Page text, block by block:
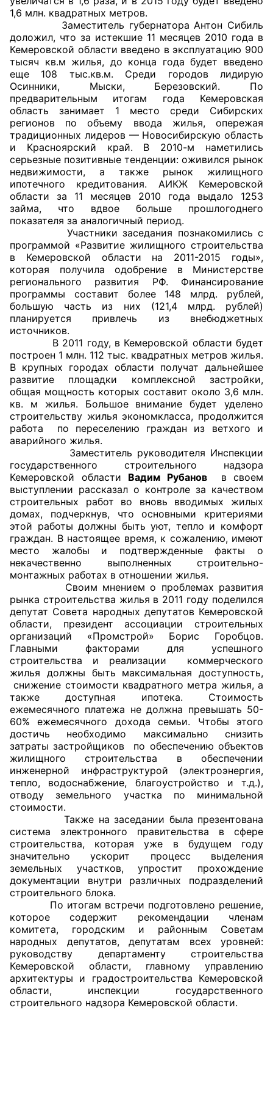
Совет ОП КО
Общественный штаб
Члены ОП КО
Документы ОП КО
Регламент ОП КО
Кодекс этики ОП КО
Положения
Соглашения
Рекомендации
Порядок работы ЦОН
Аппарат ОП КО
УСТАВ ГКУ “АППАРАТ ОП КО”
Доходы руководителя за 2024 г.
1,6 млн. квадратных метров.
Заместитель губернатора Антон Сибиль
доложил, что за истекшие 11 месяцев 2010 года в
Кемеровской области введено в эксплуатацию 900
тысяч кв.м жилья, до конца года будет введено
еще 108 тыс.кв.м. Среди городов лидирую
Осинники, Мыски, Березовский. По
предварительным итогам года Кемеровская
область занимает 1 место среди Сибирских
регионов по объему ввода жилья, опережая
традиционных лидеров — Новосибирскую область
и Красноярский край. В 2010-м наметились
серьезные позитивные тенденции: оживился рынок
недвижимости, а также рынок жилищного
ипотечного кредитования. АИКЖ Кемеровской
области за 11 месяцев 2010 года выдало 1253
займа, что вдвое больше прошлогоднего
показателя за аналогичный период.
Участники заседания познакомились с
программой «Развитие жилищного строительства
в Кемеровской области на 2011-2015 годы»,
которая получила одобрение в Министерстве
регионального развития РФ. Финансирование
программы составит более 148 млрд. рублей,
большую часть из них (121,4 млрд. рублей)
планируется привлечь из внебюджетных
источников.
В 2011 году, в Кемеровской области будет
построен 1 млн. 112 тыс. квадратных метров жилья.
В крупных городах области получат дальнейшее
развитие площадки комплексной застройки,
общая мощность которых составит около 3,6 млн.
кв. м жилья. Большое внимание будет уделено
строительству жилья экономкласса, продолжится
работа по переселению граждан из ветхого и
аварийного жилья.
Заместитель руководителя Инспекции
государственного строительного надзора
Кемеровской области Вадим Рубановв своем
выступлении рассказал о контроле за качеством
строительных работ во вновь вводимых жилых
домах, подчеркнув, что основными критериями
этой работы должны быть уют, тепло и комфорт
граждан. В настоящее время, к сожалению, имеют
место жалобы и подтвержденные факты о
некачественно выполненных строительно-
монтажных работах в отношении жилья.
Своим мнением о проблемах развития
рынка строительства жилья в 2011 году поделился
депутат Совета народных депутатов Кемеровской
области, президент ассоциации строительных
организаций «Промстрой» Борис Горобцов.
Главными факторами для успешного
строительства и реализации коммерческого
жилья должны быть максимальная доступность,
снижение стоимости квадратного метра жилья, а
также доступная ипотека. Стоимость
ежемесячного платежа не должна превышать 50-
60% ежемесячного дохода семьи. Чтобы этого
достичь необходимо максимально снизить
затраты застройщиков по обеспечению объектов
жилищного строительства в обеспечении
инженерной инфраструктурой (электроэнергия,
тепло, водоснабжение, благоустройство и т.д.),
отводу земельного участка по минимальной
стоимости.
Также на заседании была презентована
система электронного правительства в сфере
строительства, которая уже в будущем году
значительно ускорит процесс выделения
земельных участков, упростит прохождение
документации внутри различных подразделений
строительного блока.
По итогам встречи подготовлено решение,
которое содержит рекомендации членам
комитета, городским и районным Советам
народных депутатов, депутатам всех уровней:
руководству департаменту строительства
Кемеровской области, главному управлению
архитектуры и градостроительства Кемеровской
области, инспекции государственного
строительного надзора Кемеровской области.